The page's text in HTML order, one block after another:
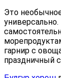
Это
гарнир с
праздничный